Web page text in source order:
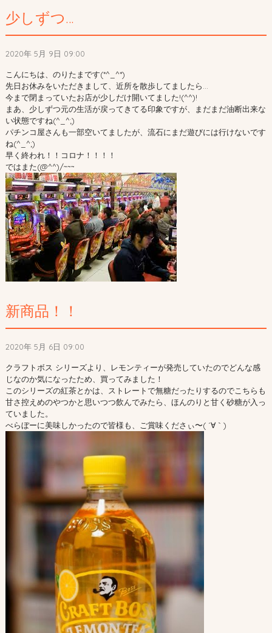
少しずつ…
2020年 5月 9日 09:00
こんにちは、のりたまです(*^_^*)
先日お休みをいただきまして、近所を散歩してましたら…
今まで閉まっていたお店が少しだけ開いてました!(^^)!
まあ、少しずつ元の生活が戻ってきてる印象ですが、まだまだ油断出来な
い状態ですね(^_^;)
パチンコ屋さんも一部空いてましたが、流石にまだ遊びには行けないです
ね(^_^;)
早く終われ！！コロナ！！！！
ではまた(@^^)/~~~
新商品！！
2020年 5月 6日 09:00
クラフトボス シリーズより、レモンティーが発売していたのでどんな感
じなのか気になったため、買ってみました！
このシリーズの紅茶とかは、ストレートで無糖だったりするのでこちらも
甘さ控えめのやつかと思いつつ飲んでみたら、ほんのりと甘く砂糖が入っ
ていました。
べらぼーに美味しかったので皆様も、ご賞味くださぃ〜( ´∀｀)